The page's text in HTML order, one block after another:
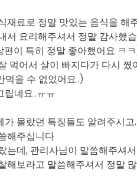
재료로 정말 맛있는 음식을 해
서 요리해주셔서 정말 감사했
이 특히 정말 좋아했어요 ㅋ
먹어서 살이 빠지다가 다시 쪘
먹을 수 없었어요..)
립네요..ㅠㅠ
몰랐던 특징들도 알려주시고,
해주십니다
는데, 관리사님이 말씀해주셔
해보라고 말씀해주셔서 정말